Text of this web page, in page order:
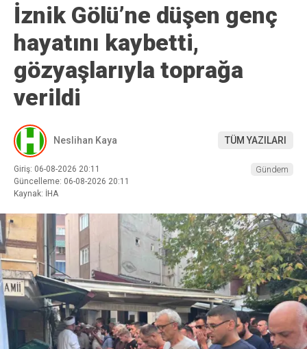
İznik Gölü’ne düşen genç
hayatını kaybetti,
gözyaşlarıyla toprağa
verildi
Neslihan Kaya TÜM YAZILARI
Giriş: 06-08-2026 20:11
Güncelleme: 06-08-2026 20:11
Kaynak: İHA
Gündem